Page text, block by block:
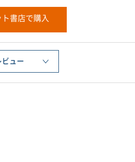
書店で購入
ュー